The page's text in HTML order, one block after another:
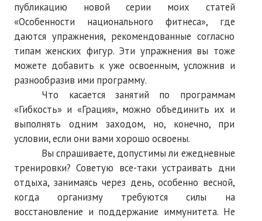
КОНТАКТЫ
ТЕКУЩИЙ №
публикацию новой серии моих статей
«Особенности национального фитнеса», где
даются упражнения, рекомендованные согласно
типам женских фигур. Эти упражнения вы тоже
можете добавить к уже освоенным, усложнив и
разнообразив ими программу.
Что касается занятий по программам
«Гибкость» и «Грация», можно объединить их и
выполнять одним заходом, но, конечно, при
условии, если они вами хорошо освоены.
Вы спрашиваете, допустимы ли ежедневные
тренировки? Советую все-таки устраивать дни
отдыха, занимаясь через день, особенно весной,
когда организму требуются силы на
восстановление и поддержание иммунитета. Не